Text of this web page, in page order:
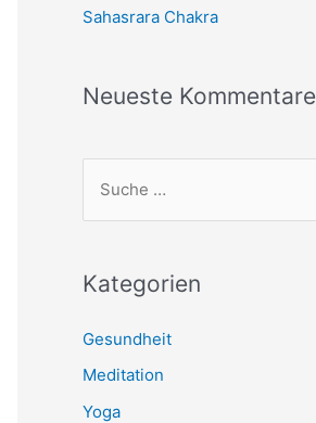
Sahasrara Chakra
Neueste Kommentare
Kategorien
Gesundheit
Meditation
Yoga